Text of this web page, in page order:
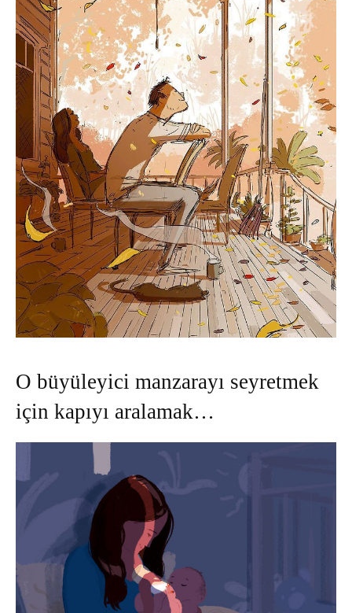
O büyüleyici manzarayı seyretmek
için kapıyı aralamak…